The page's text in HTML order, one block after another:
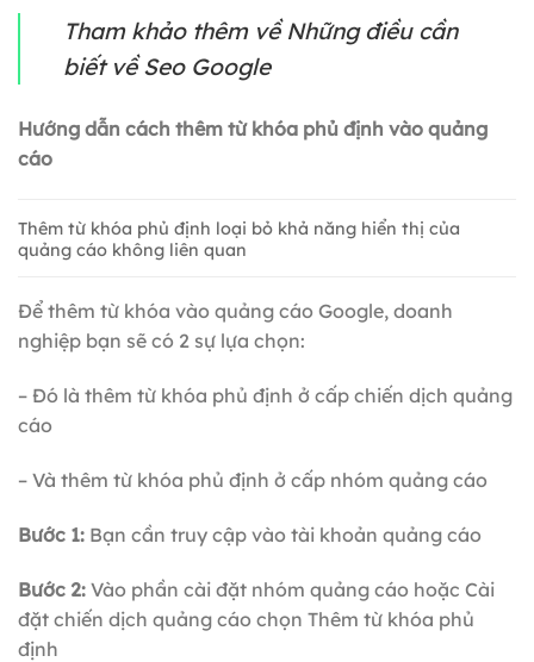
Tham khảo thêm về Những điều cần
biết về Seo Google
Hướng dẫn cách thêm từ khóa phủ định vào quảng
cáo
Thêm từ khóa phủ định loại bỏ khả năng hiển thị của
quảng cáo không liên quan
Để thêm từ khóa vào quảng cáo Google, doanh
nghiệp bạn sẽ có 2 sự lựa chọn:
– Đó là thêm từ khóa phủ định ở cấp chiến dịch quảng
cáo
– Và thêm từ khóa phủ định ở cấp nhóm quảng cáo
Bước 1: Bạn cần truy cập vào tài khoản quảng cáo
Bước 2: Vào phần cài đặt nhóm quảng cáo hoặc Cài
đặt chiến dịch quảng cáo chọn Thêm từ khóa phủ
định